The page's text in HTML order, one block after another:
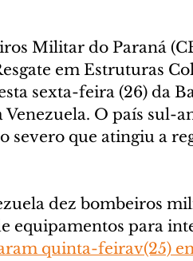
Militar do Paraná
em Estruturas
sexta-feira (26) da
O país sul-
severo que atingiu a
dez bombeiros
equipamentos para
quinta-feirav(25)